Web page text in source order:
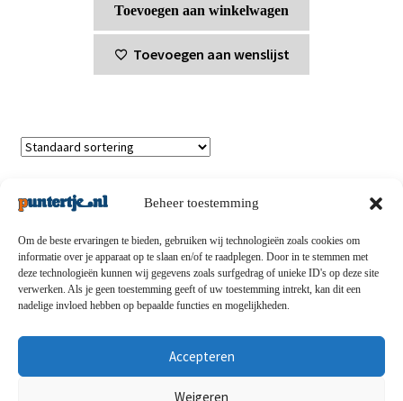
Beheer toestemming
Om de beste ervaringen te bieden, gebruiken wij technologieën zoals cookies om
informatie over je apparaat op te slaan en/of te raadplegen. Door in te stemmen met
deze technologieën kunnen wij gegevens zoals surfgedrag of unieke ID's op deze site
verwerken. Als je geen toestemming geeft of uw toestemming intrekt, kan dit een
nadelige invloed hebben op bepaalde functies en mogelijkheden.
Accepteren
Weigeren
Toevoegen aan winkelwagen
Toevoegen aan wenslijst
Privacybeleid-Verzending en retouren-Algemene
voorwaarden-Disclaimert-Betaalmethoden-Over ons